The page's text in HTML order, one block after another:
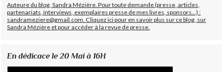
Auteure du blog, Sandra Mézière. Pour toute demande (presse, articles,
partenariats, interviews, exemplaires presse de mes livres, sponsors...) :
sandrameziere@gmail.com. Cliquez ici pour en savoir plus sur ce blog, sur
Sandra Mézière et pour accéder à la revue de presse.
En dédicace le 20 Mai à 16H